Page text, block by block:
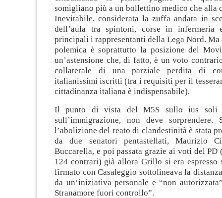
somigliano più a un bollettino medico che alla
Inevitabile, considerata la zuffa andata in
dell’aula tra spintoni, corse in infermeria
principali i rappresentanti della Lega Nord. Ma
polemica è soprattutto la posizione del
un’astensione che, di fatto, è un voto
collaterale di una parziale perdita di
italianissimi iscritti (tra i requisiti per il
cittadinanza italiana è indispensabile).
Il punto di vista del M5S sullo ius soli
sull’immigrazione, non deve
l’abolizione del reato di clandestinità è stata
da due senatori pentastellati, Maurizio
Buccarella, e poi passata grazie ai voti del
124 contrari) già allora Grillo si era
firmato con Casaleggio sottolineava la
da un’iniziativa personale e “non
Stranamore fuori controllo”.